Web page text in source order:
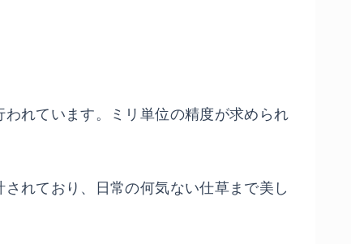
れています。ミリ単位の精度が求められ
れており、日常の何気ない仕草まで美し